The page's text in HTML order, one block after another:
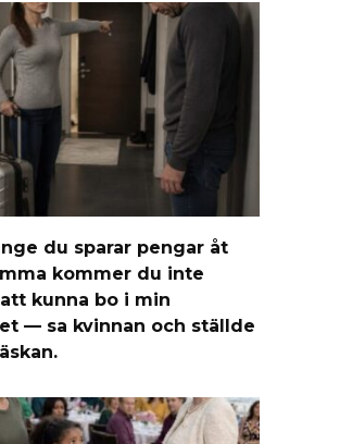
du sparar pengar åt
kommer du inte
kunna bo i min
— sa kvinnan och ställde